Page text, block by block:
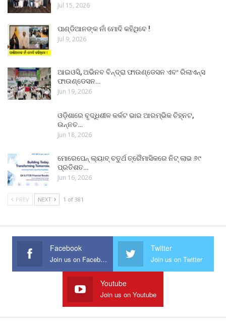
Jul 15, 2026
ପାଣ୍ଡିଆନଙ୍କ ନାଁ ମୋଦି କହିଥିବେ !
Jul 9, 2026
ଆଇଓସି, ଅଭିନବ ବିନ୍ଦ୍ରା ଫାଉଣ୍ଡେସନ ଏବଂ ରିଲାଏନ୍ସ
ଫାଉଣ୍ଡେସନ…
Jun 19, 2026
ଓଡ଼ିଶାରେ ବୃଦ୍ଧିଶୀଳ କର୍କଟ ଭାର ଆରମ୍ଭିକ ଚିହ୍ନଟ,
ଉନ୍ନତ…
Jun 18, 2026
ମୋରେପେନ୍ ଲ୍ୟାବ୍ ଚତୁର୍ଥ ତ୍ରୈମାସିକରେ ନିଟ୍ ଲାଭ ୬୯
ପ୍ରତିଶତ…
Jun 16, 2026
PREV NEXT 1 of 381
Facebook
Join us on Facebook
Twitter
Join us on Twitter
Youtube
Join us on Youtube